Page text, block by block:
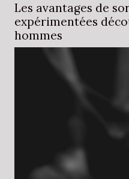
Les avantages de
expérimentées
hommes